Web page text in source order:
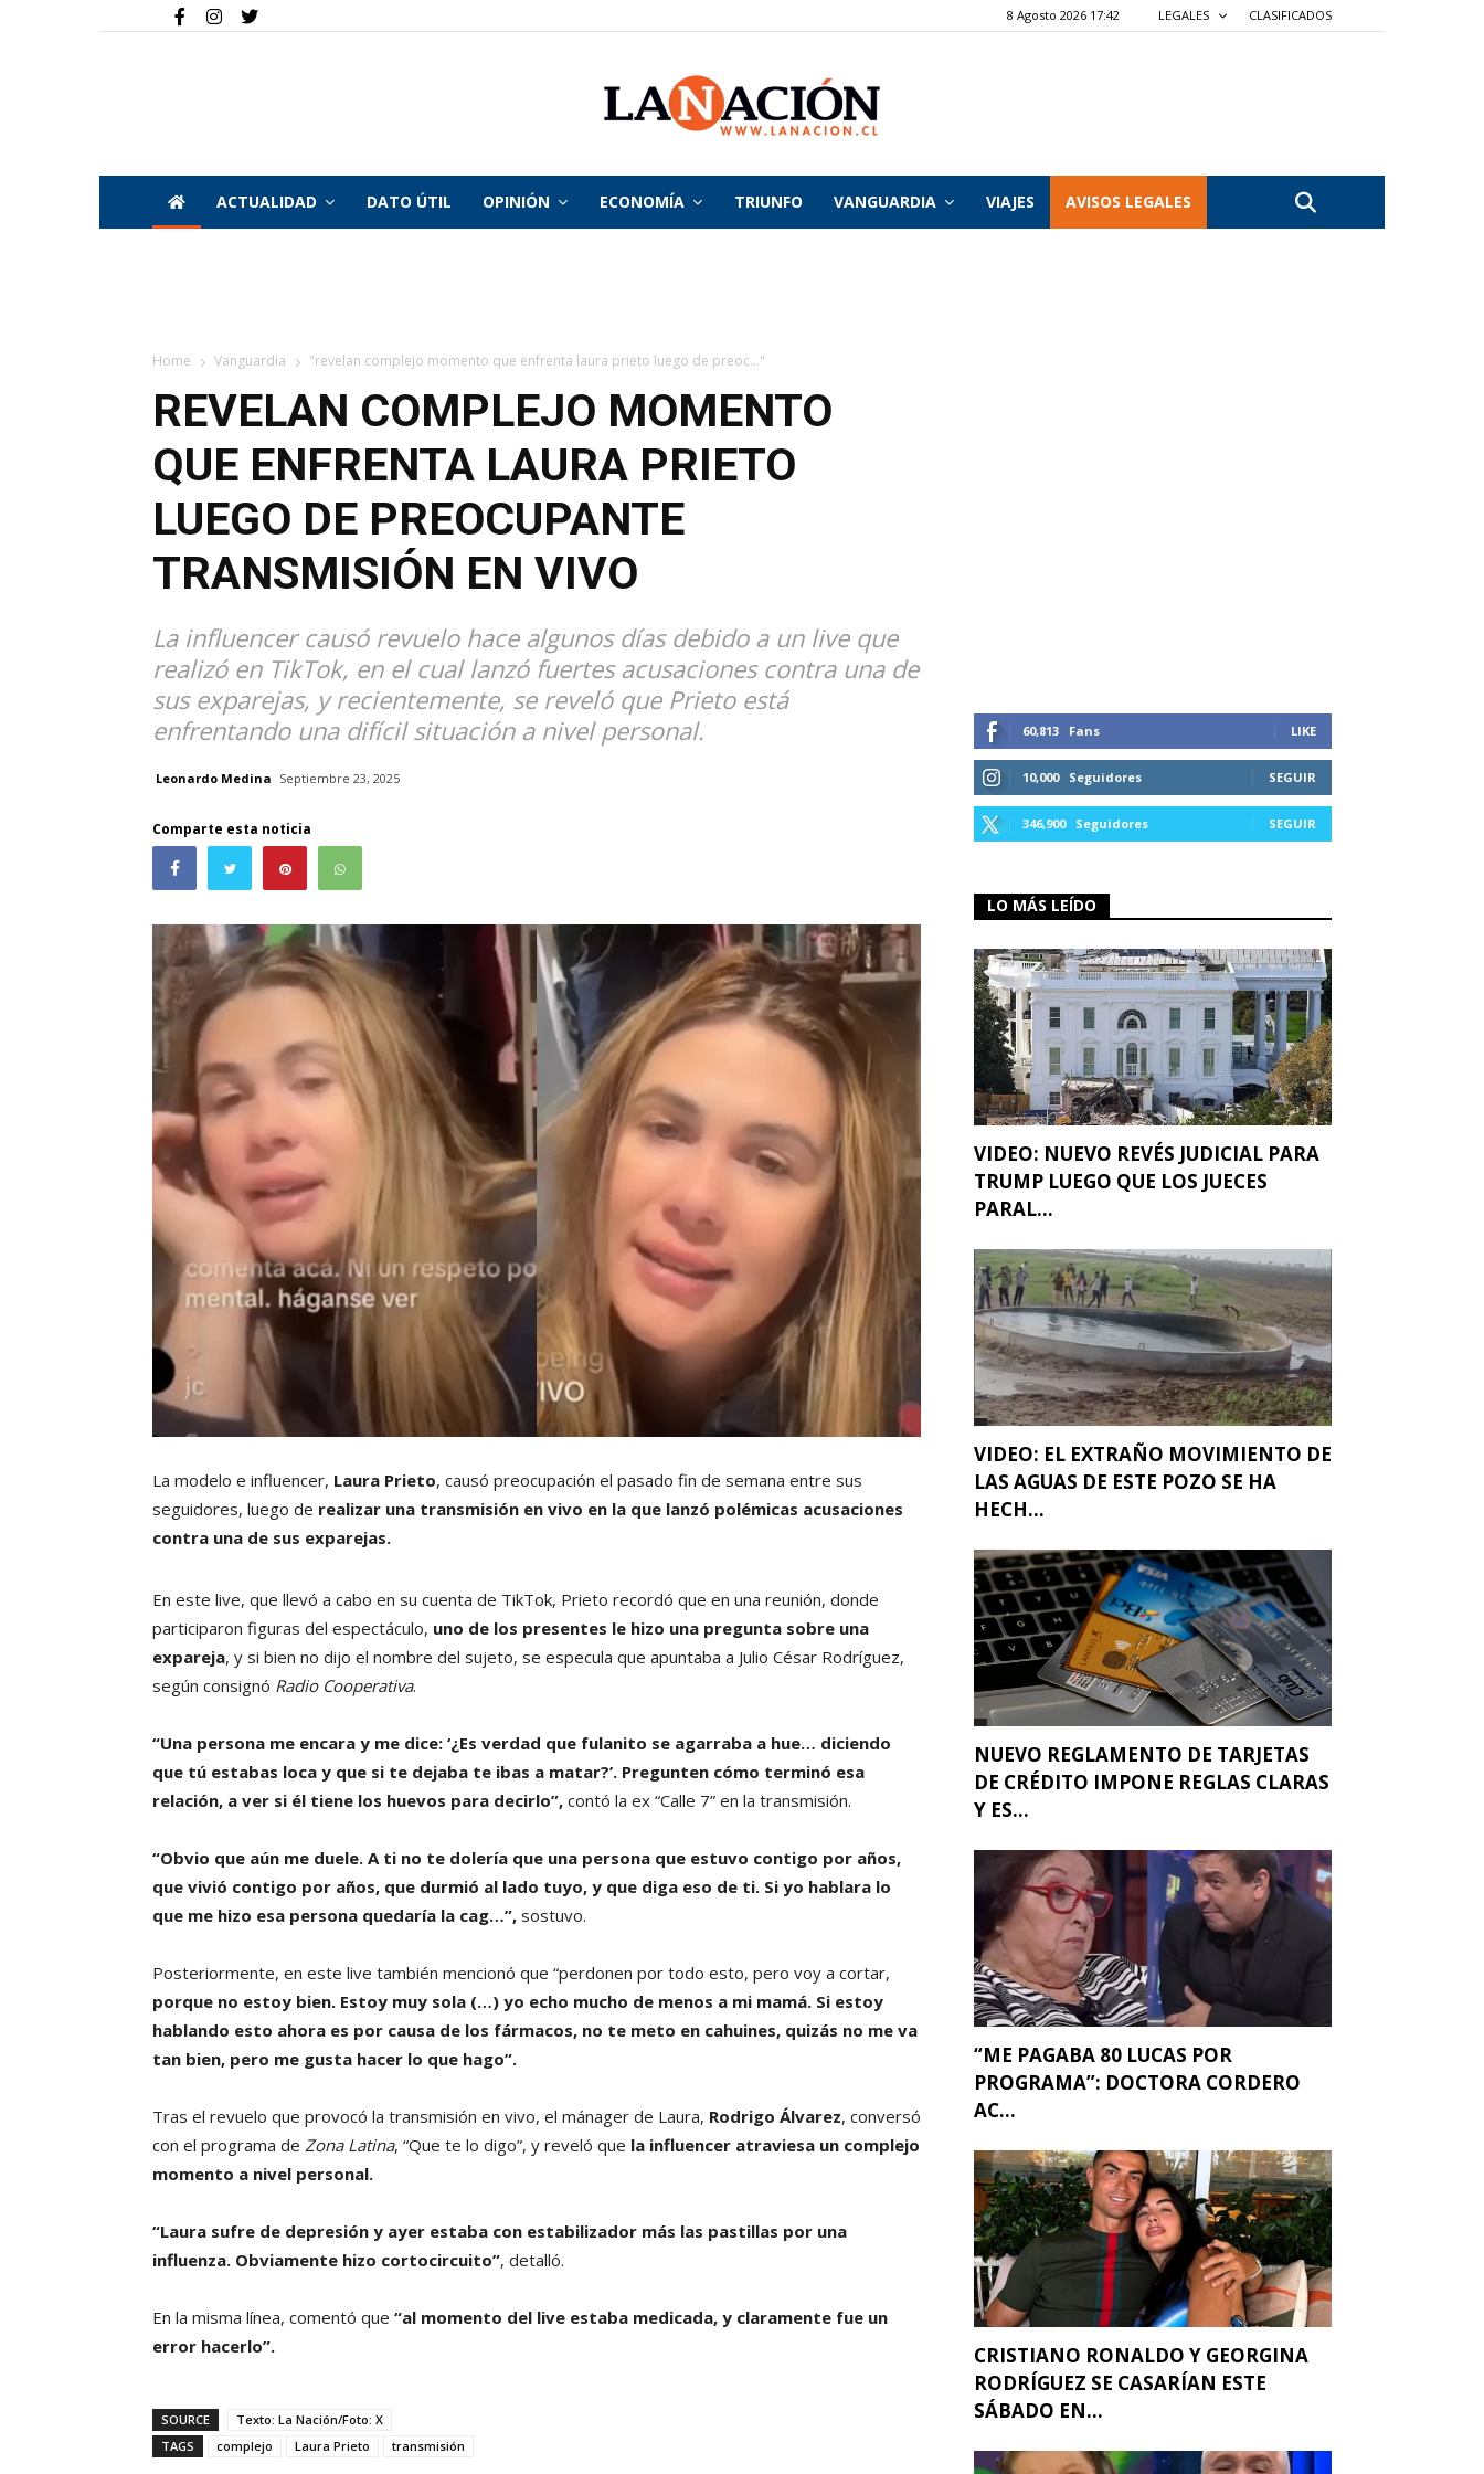
8 Agosto 2026 17:42 LEGALES CLASIFICADOS
La
ACTUALIDAD DATO ÚTIL OPINIÓN ECONOMÍA TRIUNFO VANGUARDIA VIAJES AVISOS LEGALES
Home Vanguardia "revelan complejo momento que enfrenta laura prieto luego de preoc..."
REVELAN COMPLEJO MOMENTO
QUE ENFRENTA LAURA PRIETO
LUEGO DE PREOCUPANTE
TRANSMISIÓN EN VIVO
La influencer causó revuelo hace algunos días debido a un live que
realizó en TikTok, en el cual lanzó fuertes acusaciones contra una de
sus exparejas, y recientemente, se reveló que Prieto está
enfrentando una difícil situación a nivel personal.
Leonardo Medina Septiembre 23, 2025
Comparte esta noticia
La modelo e influencer, Laura Prieto, causó preocupación el pasado fin de semana entre sus
seguidores, luego de realizar una transmisión en vivo en la que lanzó polémicas acusaciones
contra una de sus exparejas.
En este live, que llevó a cabo en su cuenta de TikTok, Prieto recordó que en una reunión, donde
participaron figuras del espectáculo, uno de los presentes le hizo una pregunta sobre una
expareja, y si bien no dijo el nombre del sujeto, se especula que apuntaba a Julio César Rodríguez,
según consignó Radio Cooperativa.
“Una persona me encara y me dice: ‘¿Es verdad que fulanito se agarraba a hue… diciendo
que tú estabas loca y que si te dejaba te ibas a matar?’. Pregunten cómo terminó esa
relación, a ver si él tiene los huevos para decirlo”, contó la ex “Calle 7” en la transmisión.
“Obvio que aún me duele. A ti no te dolería que una persona que estuvo contigo por años,
que vivió contigo por años, que durmió al lado tuyo, y que diga eso de ti. Si yo hablara lo
que me hizo esa persona quedaría la cag…”, sostuvo.
Posteriormente, en este live también mencionó que “perdonen por todo esto, pero voy a cortar,
porque no estoy bien. Estoy muy sola (…) yo echo mucho de menos a mi mamá. Si estoy
hablando esto ahora es por causa de los fármacos, no te meto en cahuines, quizás no me va
tan bien, pero me gusta hacer lo que hago”.
Tras el revuelo que provocó la transmisión en vivo, el mánager de Laura, Rodrigo Álvarez, conversó
con el programa de Zona Latina, “Que te lo digo”, y reveló que la influencer atraviesa un complejo
momento a nivel personal.
“Laura sufre de depresión y ayer estaba con estabilizador más las pastillas por una
influenza. Obviamente hizo cortocircuito”, detalló.
En la misma línea, comentó que “al momento del live estaba medicada, y claramente fue un
error hacerlo”.
SOURCE
Texto: La Nación/Foto: X
TAGS
complejo Laura Prieto transmisión
60,813 Fans LIKE
10,000 Seguidores SEGUIR
346,900 Seguidores SEGUIR
LO MÁS LEÍDO
VIDEO: NUEVO REVÉS JUDICIAL PARA
TRUMP LUEGO QUE LOS JUECES
PARAL...
VIDEO: EL EXTRAÑO MOVIMIENTO DE
LAS AGUAS DE ESTE POZO SE HA
HECH...
NUEVO REGLAMENTO DE TARJETAS
DE CRÉDITO IMPONE REGLAS CLARAS
Y ES...
“ME PAGABA 80 LUCAS POR
PROGRAMA”: DOCTORA CORDERO
AC...
CRISTIANO RONALDO Y GEORGINA
RODRÍGUEZ SE CASARÍAN ESTE
SÁBADO EN...